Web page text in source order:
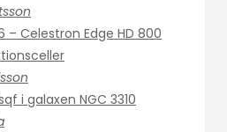
– Celestron Edge HD 800
i galaxen NGC 3310